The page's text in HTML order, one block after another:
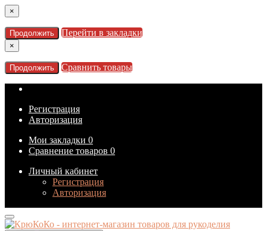
×
Продолжить Перейти в закладки
×
Продолжить Сравнить товары
Регистрация
Авторизация
Мои закладки 0
Сравнение товаров 0
Личный кабинет
Регистрация
Авторизация